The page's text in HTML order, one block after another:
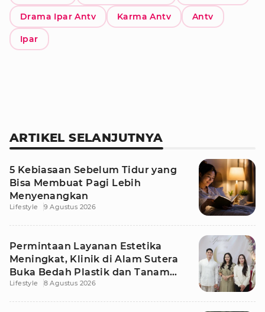
Drama Ipar Antv Karma Antv Antv
Ipar
ARTIKEL SELANJUTNYA
5 Kebiasaan Sebelum Tidur yang
Bisa Membuat Pagi Lebih
Menyenangkan
Lifestyle 9 Agustus 2026
Permintaan Layanan Estetika
Meningkat, Klinik di Alam Sutera
Buka Bedah Plastik dan Tanam
Rambut
Lifestyle 8 Agustus 2026